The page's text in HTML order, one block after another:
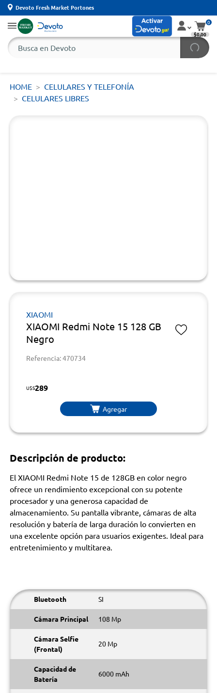
Devoto Fresh Market Portones
0
$0,00
HOME
CELULARES Y TELEFONÍA
CELULARES LIBRES
XIAOMI
XIAOMI Redmi Note 15 128 GB
Negro
Referencia: 470734
U$S289
Agregar
Descripción de producto:
El XIAOMI Redmi Note 15 de 128GB en color negro
ofrece un rendimiento excepcional con su potente
procesador y una generosa capacidad de
almacenamiento. Su pantalla vibrante, cámaras de alta
resolución y batería de larga duración lo convierten en
una excelente opción para usuarios exigentes. Ideal para
entretenimiento y multitarea.
Bluetooth SI
Cámara Principal 108 Mp
Cámara Selfie
(Frontal)
20 Mp
Capacidad de
Batería
6000 mAh